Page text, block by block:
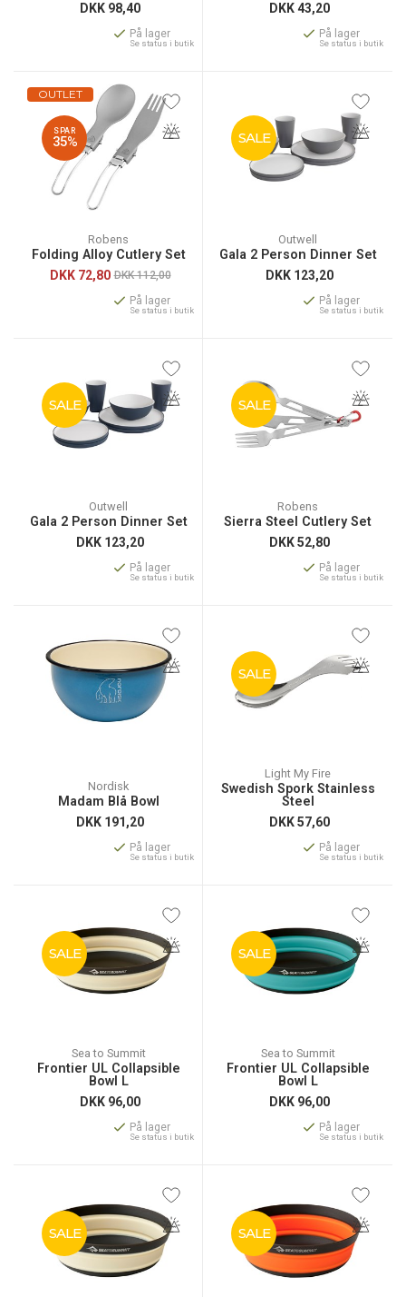
DKK 98,40
På lager
Se status i butik
DKK43,20
På lager
Se status i butik
OUTLET
SPAR
35%
Robens
Folding Alloy Cutlery Set
DKK72,80 DKK 112,00
På lager
Se status i butik
SALE
Outwell
Gala 2 Person Dinner Set
DKK 123,20
På lager
Se status i butik
SALE
Outwell
Gala 2 Person Dinner Set
DKK 123,20
På lager
Se status i butik
SALE
Robens
Sierra Steel Cutlery Set
DKK52,80
På lager
Se status i butik
Nordisk
Madam Blå Bowl
DKK 191,20
På lager
Se status i butik
SALE
Light My Fire
Swedish Spork Stainless
Steel
DKK57,60
På lager
Se status i butik
SALE
Sea to Summit
Frontier UL Collapsible
Bowl L
DKK 96,00
På lager
Se status i butik
SALE
Sea to Summit
Frontier UL Collapsible
Bowl L
DKK 96,00
På lager
Se status i butik
SALE SALE